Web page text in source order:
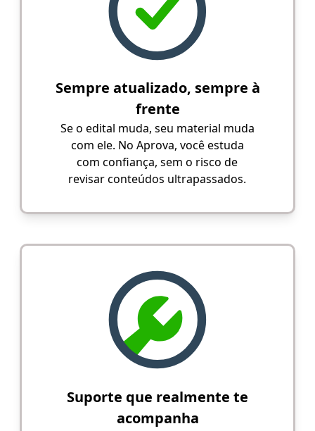
Sempre atualizado, sempre à
frente
Se o edital muda, seu material muda
com ele. No Aprova, você estuda
com confiança, sem o risco de
revisar conteúdos ultrapassados.
Suporte que realmente te
acompanha